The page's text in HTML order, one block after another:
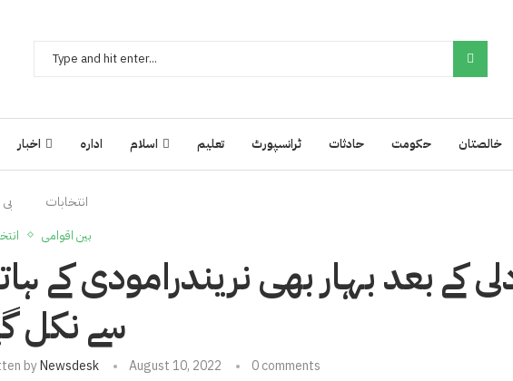
اخبار ادارہ اسلام تعلیم ٹرانسپورٹ حادثات حکومت خالصتان
انتخابات
بین اقوامی
کے بعد بہار بھی نریندرامودی کے
سے نکل
byNewsdesk August 10, 2022 0 comments